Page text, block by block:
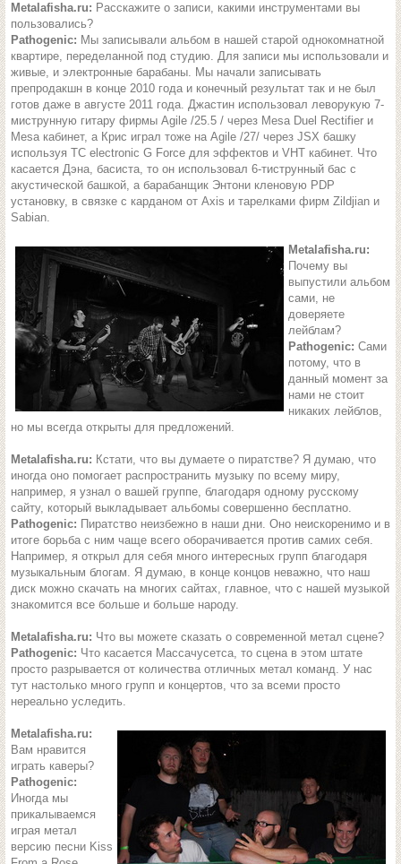
Metalafisha.ru: Расскажите о записи, какими инструментами вы
пользовались?
Pathogenic: Мы записывали альбом в нашей старой однокомнатной
квартире, переделанной под студию. Для записи мы использовали и
живые, и электронные барабаны. Мы начали записывать
препродакшн в конце 2010 года и конечный результат так и не был
готов даже в августе 2011 года. Джастин использовал леворукую 7-
миструнную гитару фирмы Agile /25.5 / через Mesa Duel Rectifier и
Mesa кабинет, а Крис играл тоже на Agile /27/ через JSX башку
используя TC electronic G Force для эффектов и VHT кабинет. Что
касается Дэна, басиста, то он использовал 6-тиструнный бас с
акустической башкой, а барабанщик Энтони кленовую PDP
установку, в связке с карданом от Axis и тарелками фирм Zildjian и
Sabian.
Metalafisha.ru:
Почему вы
выпустили альбом
сами, не
доверяете
лейблам?
Pathogenic: Сами
потому, что в
данный момент за
нами не стоит
никаких лейблов,
но мы всегда открыты для предложений.
Metalafisha.ru: Кстати, что вы думаете о пиратстве? Я думаю, что
иногда оно помогает распространить музыку по всему миру,
например, я узнал о вашей группе, благодаря одному русскому
сайту, который выкладывает альбомы совершенно бесплатно.
Pathogenic: Пиратство неизбежно в наши дни. Оно неискоренимо и в
итоге борьба с ним чаще всего оборачивается против самих себя.
Например, я открыл для себя много интересных групп благодаря
музыкальным блогам. Я думаю, в конце концов неважно, что наш
диск можно скачать на многих сайтах, главное, что с нашей музыкой
знакомится все больше и больше народу.
Metalafisha.ru: Что вы можете сказать о современной метал сцене?
Pathogenic: Что касается Массачусетса, то сцена в этом штате
просто разрывается от количества отличных метал команд. У нас
тут настолько много групп и концертов, что за всеми просто
нереально уследить.
Metalafisha.ru:
Вам нравится
играть каверы?
Pathogenic:
Иногда мы
прикалываемся
играя метал
версию песни Kiss